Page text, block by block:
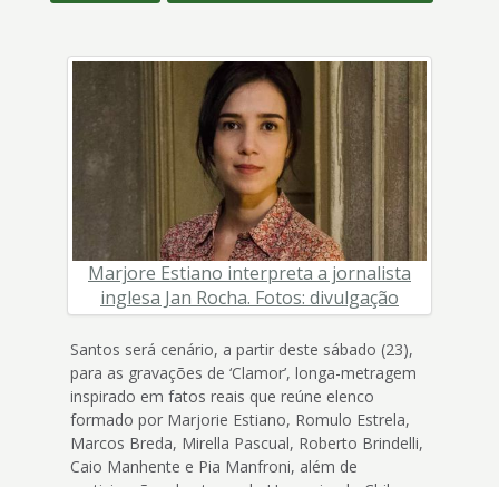
Marjore Estiano interpreta a jornalista
inglesa Jan Rocha. Fotos: divulgação
Santos será cenário, a partir deste sábado (23),
para as gravações de ‘Clamor’, longa-metragem
inspirado em fatos reais que reúne elenco
formado por Marjorie Estiano, Romulo Estrela,
Marcos Breda, Mirella Pascual, Roberto Brindelli,
Caio Manhente e Pia Manfroni, além de